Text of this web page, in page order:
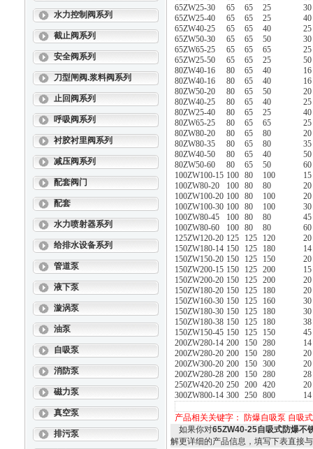
水力控制阀系列
截止阀系列
安全阀系列
刀型闸阀.浆料阀系列
止回阀系列
呼吸阀系列
衬胶衬里阀系列
减压阀系列
配套阀门
配套
水力喷射器系列
给排水设备系列
管道泵
液下泵
漩涡泵
油泵
自吸泵
消防泵
磁力泵
真空泵
排污泵
65ZW25-30
65 65 25
30
65ZW25-40
65 65 25
40
65ZW40-25
65 65 40
25
65ZW50-30
65 65 50
30
65ZW65-25
65 65 65
25
65ZW25-50
65 65 25
50
80ZW40-16
80 65 40
16
80ZW40-16
80 65 40
16
80ZW50-20
80 65 50
20
80ZW40-25
80 65 40
25
80ZW25-40
80 65 25
40
80ZW65-25
80 65 65
25
80ZW80-20
80 65 80
20
80ZW80-35
80 65 80
35
80ZW40-50
80 65 40
50
80ZW50-60
80 65 50
60
100ZW100-15 100 80 100
15
100ZW80-20
100 80 80
20
100ZW100-20 100 80 100
20
100ZW100-30 100 80 100
30
100ZW80-45
100 80 80
45
100ZW80-60
100 80 80
60
125ZW120-20 125 125 120
20
150ZW180-14 150 125 180
14
150ZW150-20 150 125 150
20
150ZW200-15 150 125 200
15
150ZW200-20 150 125 200
20
150ZW180-20 150 125 180
20
150ZW160-30 150 125 160
30
150ZW180-30 150 125 180
30
150ZW180-38 150 125 180
38
150ZW150-45 150 125 150
45
200ZW280-14 200 150 280
14
200ZW280-20 200 150 280
20
200ZW300-20 200 150 300
20
200ZW280-28 200 150 280
28
250ZW420-20 250 200 420
20
300ZW800-14 300 250 800 14
产品相关关键字： 防爆自吸泵 自吸
如果你对65ZW40-25自吸式防爆不
解更详细的产品信息，填写下表直接